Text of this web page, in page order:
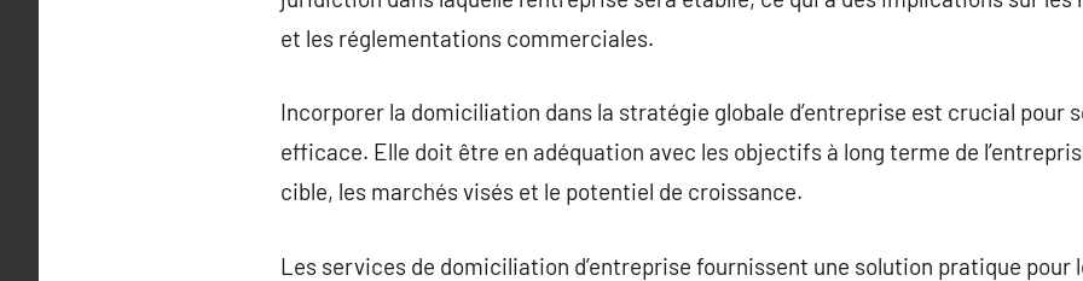
et les réglementations commerciales.
Incorporer la domiciliation dans la stratégie globale d’entreprise est crucial pour
efficace. Elle doit être en adéquation avec les objectifs à long terme de
cible, les marchés visés et le potentiel de croissance.
Les services de domiciliation d’entreprise fournissent une solution pratique pour